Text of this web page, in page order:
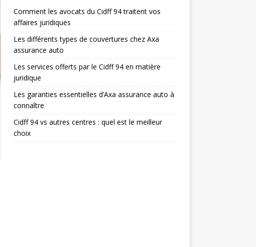
Comment les avocats du Cidff 94 traitent vos
affaires juridiques
Les différents types de couvertures chez Axa
assurance auto
Les services offerts par le Cidff 94 en matière
juridique
Les garanties essentielles d’Axa assurance auto à
connaître
Cidff 94 vs autres centres : quel est le meilleur
choix